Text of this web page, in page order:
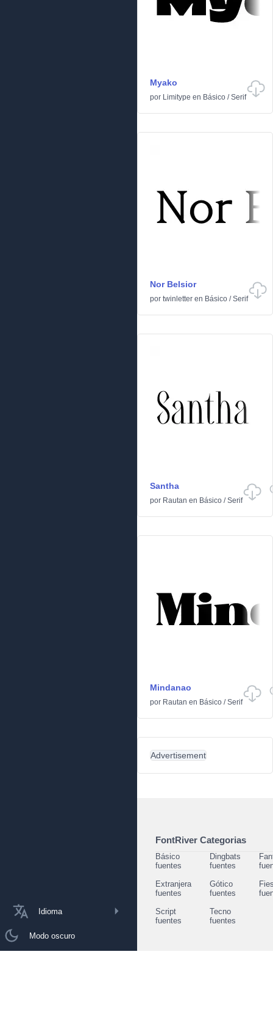
Idioma
Modo oscuro
Myako
por Limitype en Básico /Serif
Nor Belsior
por twinletter en Básico /Serif
Santha
por Rautan en Básico /Serif
Mindanao
por Rautan en Básico /Serif
Advertisement
FontRiver Categorias
Básico
fuentes
Dingbats
fuentes
Extranjera
fuentes
Gótico
fuentes
Script
fuentes
Tecno
fuentes